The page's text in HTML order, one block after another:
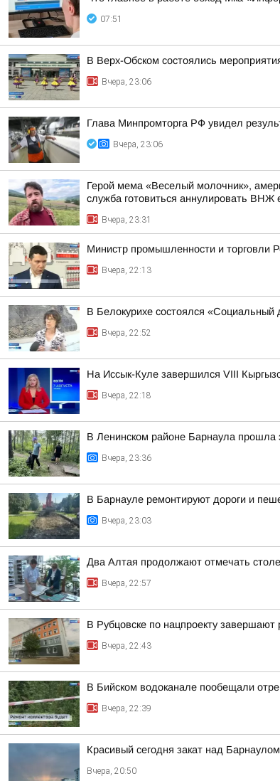
07:51
В Верх-Обском состоялись
Вчера, 23:06
Глава Минпромторга РФ увидел
Вчера, 23:06
Герой мема «Веселый молочник»,
служба готовиться аннулировать ВНЖ
Вчера, 23:31
Министр промышленности и торговли
Вчера, 22:13
В Белокурихе состоялся «Социальный
Вчера, 22:52
На Иссык-Куле завершился VIII
Вчера, 22:18
В Ленинском районе Барнаула прошла
Вчера, 23:36
В Барнауле ремонтируют дороги и
Вчера, 23:03
Два Алтая продолжают отмечать
Вчера, 22:57
В Рубцовске по нацпроекту
Вчера, 22:43
В Бийском водоканале пообещали
Вчера, 22:39
Красивый сегодня закат над Барнаулом
Вчера, 20:50